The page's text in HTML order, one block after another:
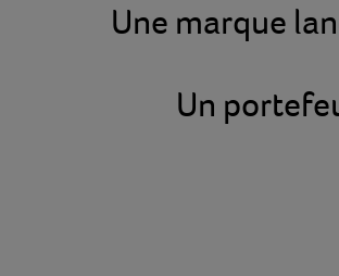
Une marque
Un